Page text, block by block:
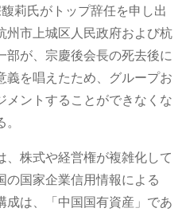
莉氏がトップ辞任を申し出
州市上城区人民政府および杭
が、宗慶後会長の死去後に
義を唱えたため、グループお
メントすることができなくな
、株式や経営権が複雑化して
の国家企業信用情報による
成は、「中国国有資産」であ